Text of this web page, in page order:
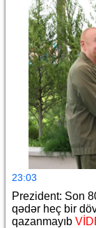
23:03
Prezident: Son
qədər heç bir
qazanmayıb